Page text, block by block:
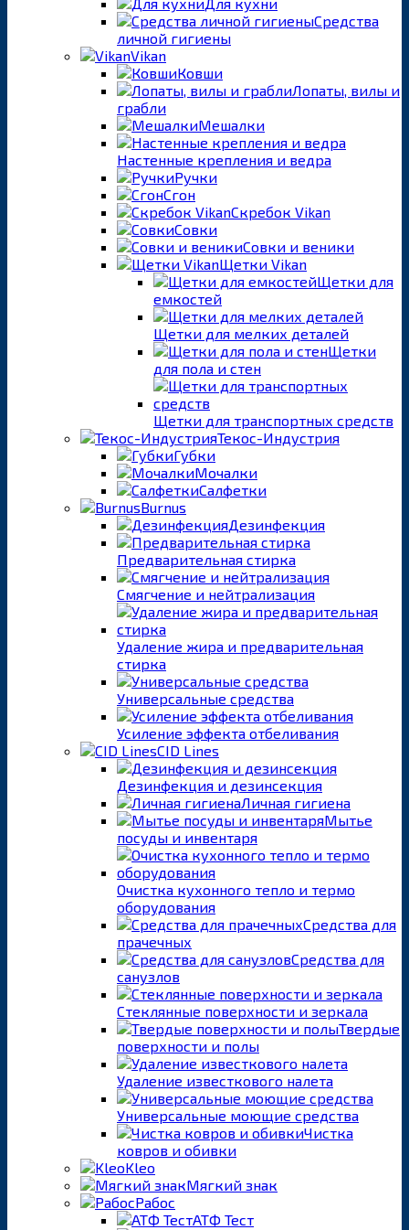
Средства
личной гигиены
Vikan
Ковши
Лопаты, вилы и
грабли
Мешалки
Настенные крепления и ведра
Ручки
Сгон
Скребок Vikan
Совки
Совки и веники
Щетки Vikan
Щетки для
емкостей
Щетки для мелких деталей
Щетки
для пола и стен
Щетки для транспортных средств
Текос-Индустрия
Губки
Мочалки
Салфетки
Burnus
Дезинфекция
Предварительная стирка
Смягчение и нейтрализация
Удаление жира и предварительная
стирка
Универсальные средства
Усиление эффекта отбеливания
CID Lines
Дезинфекция и дезинсекция
Личная гигиена
Мытье
посуды и инвентаря
Очистка кухонного тепло и термо
оборудования
Средства для
прачечных
Средства для
санузлов
Стеклянные поверхности и зеркала
Твердые
поверхности и полы
Удаление известкового налета
Универсальные моющие средства
Чистка
ковров и обивки
Kleo
Мягкий знак
Рабос
АТФ Тест